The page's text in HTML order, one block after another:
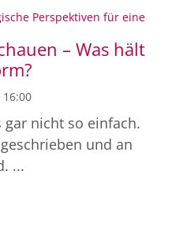
Perspektiven für eine
– Was hält
16:00
nicht so einfach.
und an
...